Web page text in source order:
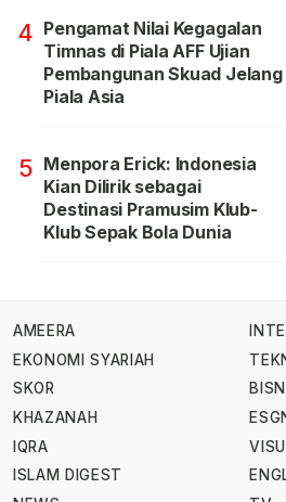
4 Pengamat Nilai Kegagalan
Timnas di Piala AFF Ujian
Pembangunan Skuad Jelang
Piala Asia
5 Menpora Erick: Indonesia
Kian Dilirik sebagai
Destinasi Pramusim Klub-
Klub Sepak Bola Dunia
AMEERA
EKONOMI SYARIAH
SKOR
KHAZANAH
IQRA
ISLAM DIGEST